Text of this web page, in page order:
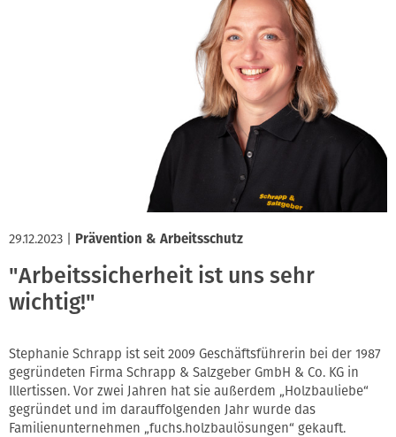
29.12.2023 Prävention & Arbeitsschutz
"Arbeitssicherheit ist uns sehr
wichtig!"
Stephanie Schrapp ist seit 2009 Geschäftsführerin bei der 1987
gegründeten Firma Schrapp & Salzgeber GmbH & Co. KG in
Illertissen. Vor zwei Jahren hat sie außerdem „Holzbauliebe“
gegründet und im darauffolgenden Jahr wurde das
Familienunternehmen „fuchs.holzbaulösungen“ gekauft.